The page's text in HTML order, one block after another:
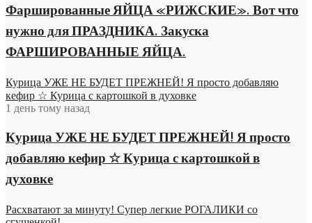
Фаршированные ЯЙЦА «РИЖСКИЕ». Вот что
нужно для ПРАЗДНИКА. Закуска
ФАРШИРОВАННЫЕ ЯЙЦА.
Курица УЖЕ НЕ БУДЕТ ПРЕЖНЕЙ! Я просто добавляю
кефир ☆ Курица с картошкой в духовке
1 день тому назад
Курица УЖЕ НЕ БУДЕТ ПРЕЖНЕЙ! Я просто
добавляю кефир ☆ Курица с картошкой в
духовке
Расхватают за минуту! Супер легкие РОГАЛИКИ со